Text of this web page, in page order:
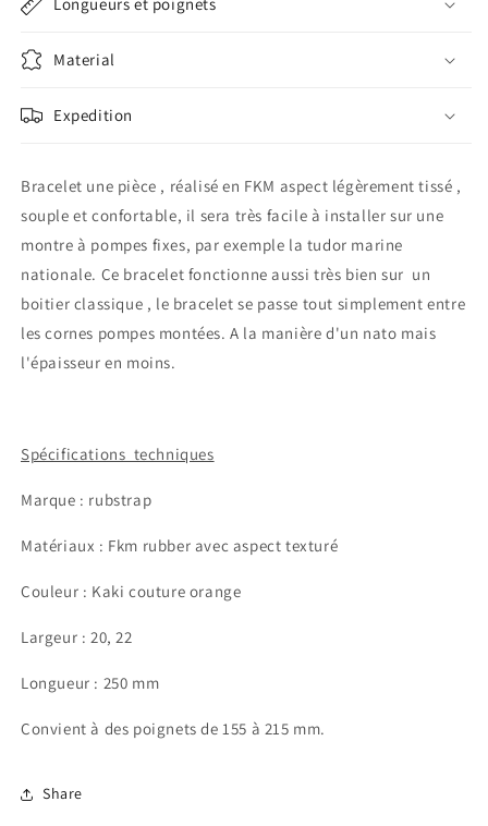
Material
Expedition
Bracelet une pièce , réalisé en FKM aspect légèrement tissé ,
souple et confortable, il sera très facile à installer sur une
montre à pompes fixes, par exemple la tudor marine
nationale. Ce bracelet fonctionne aussi très bien sur un
boitier classique , le bracelet se passe tout simplement entre
les cornes pompes montées. A la manière d'un nato mais
l'épaisseur en moins.
Spécifications techniques
Marque : rubstrap
Matériaux : Fkm rubber avec aspect texturé
Couleur : Kaki couture orange
Largeur : 20, 22
Longueur : 250 mm
Convient à des poignets de 155 à 215 mm.
Share
Connectez-vous à votre compte pour ajouter des